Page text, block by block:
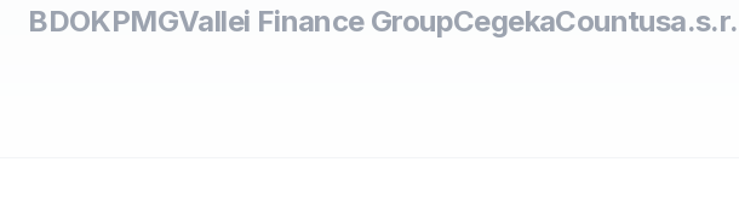
BDOKPMGVallei Finance GroupCegekaCountusa.s.r.